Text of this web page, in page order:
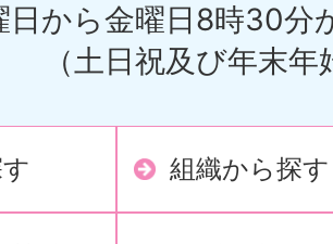
日から金曜日8時30分
（土日祝及び年末
組織から探す